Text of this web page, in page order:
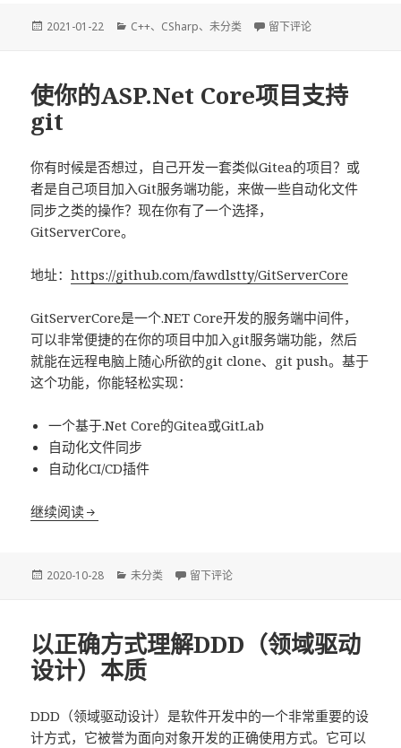
发
2021-01-22
分
C++、 CSharp、未分类 于状态机是什么？有什么用
留下评论
使你的ASP.Net Core项目支持
git
你有时候是否想过，自己开发一套类似Gitea的项目？或
者是自己项目加入Git服务端功能，来做一些自动化文件
同步之类的操作？现在你有了一个选择，
GitServerCore。
地址：https://github.com/fawdlstty/GitServerCore
GitServerCore是一个.NET Core开发的服务端中间件，
可以非常便捷的在你的项目中加入git服务端功能，然后
就能在远程电脑上随心所欲的git clone、git push。基于
这个功能，你能轻松实现：
一个基于.Net Core的Gitea或GitLab
自动化文件同步
自动化CI/CD插件
继续阅读使你的ASP.Net Core项目支持git
发
2020-10-28
分
未分类 于使你的ASP.Net Core项目支持git
留下评论
以正确方式理解DDD（领域驱动
设计）本质
DDD（领域驱动设计）是软件开发中的一个非常重要的设
计方式，它被誉为面向对象开发的正确使用方式。它可以